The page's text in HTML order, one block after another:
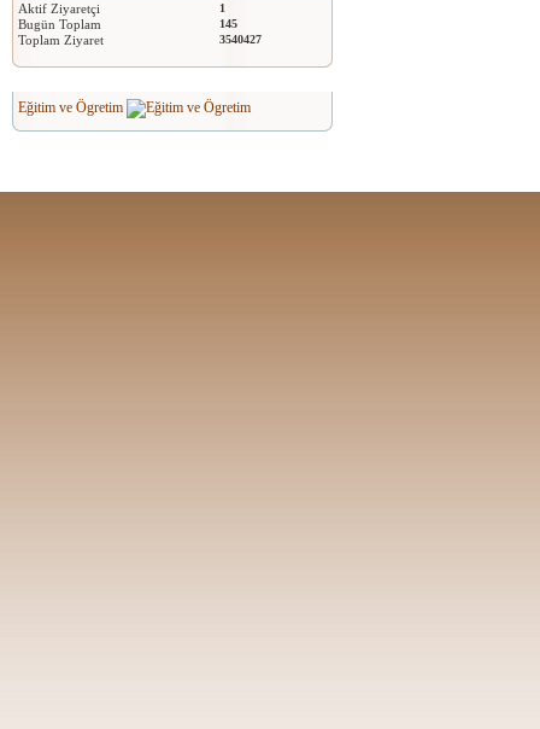
Aktif Ziyaretçi 1
Bugün Toplam 145
Toplam Ziyaret 3540427
Eğitim ve Ögretim